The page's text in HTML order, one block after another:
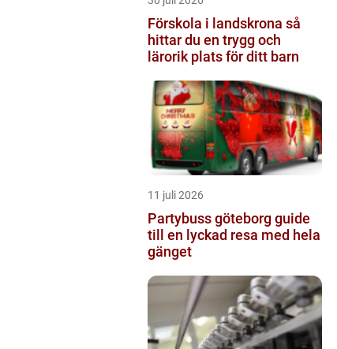
Förskola i landskrona så
hittar du en trygg och
lärorik plats för ditt barn
11 juli 2026
Partybuss göteborg guide
till en lyckad resa med hela
gänget